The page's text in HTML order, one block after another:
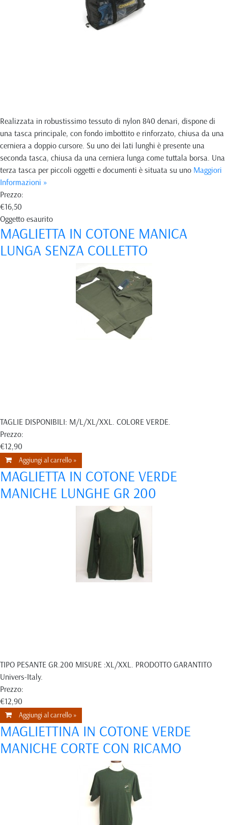
Realizzata in robustissimo tessuto di nylon 840 denari, dispone di
una tasca principale, con fondo imbottito e rinforzato, chiusa da una
cerniera a doppio cursore. Su uno dei lati lunghi è presente una
seconda tasca, chiusa da una cerniera lunga come tuttala borsa. Una
terza tasca per piccoli oggetti e documenti è situata su uno Maggiori
Informazioni »
Prezzo:
€16,50
Oggetto esaurito
MAGLIETTA IN COTONE MANICA
LUNGA SENZA COLLETTO
TAGLIE DISPONIBILI: M/L/XL/XXL. COLORE VERDE.
Prezzo:
€12,90
Aggiungi al carrello »
MAGLIETTA IN COTONE VERDE
MANICHE LUNGHE GR 200
TIPO PESANTE GR.200 MISURE :XL/XXL. PRODOTTO GARANTITO
Univers-Italy.
Prezzo:
€12,90
Aggiungi al carrello »
MAGLIETTINA IN COTONE VERDE
MANICHE CORTE CON RICAMO